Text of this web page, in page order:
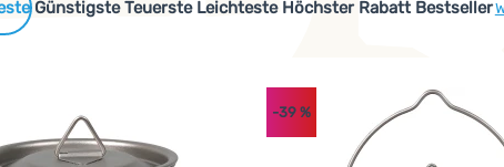
Günstigste Teuerste Leichteste Höchster Rabatt Bestseller
Produkte
-39%